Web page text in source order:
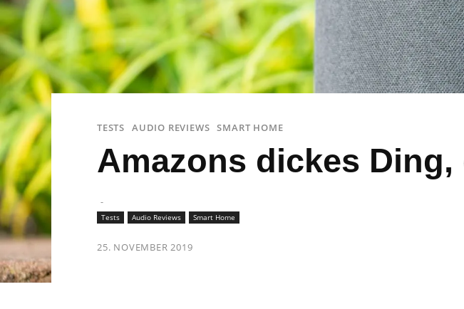
TESTS AUDIO REVIEWS SMART HOME
Amazons dickes
-
Tests
Audio Reviews Smart Home
25. NOVEMBER 2019